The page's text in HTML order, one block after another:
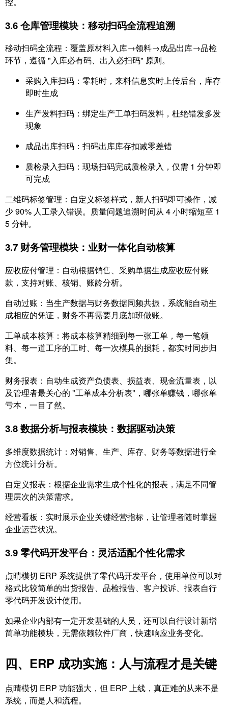
3.6 仓库管理模块：移动扫码全流程追溯
移动扫码全流程：覆盖原材料入库→领料→成品出库→品检
环节，遵循 "入库必有码、出入必扫码" 原则。
采购入库扫码：零耗时，来料信息实时上传后台，库存
即时生成
生产发料扫码：绑定生产工单扫码发料，杜绝错发多发
现象
成品出库扫码：扫码出库库存扣减零差错
质检录入扫码：现场扫码完成质检录入，仅需 1 分钟即
可完成
二维码标签管理：自定义标签样式，新人扫码即可操作，减
少 90% 人工录入错误。质量问题追溯时间从 4 小时缩短至 1
5 分钟。
3.7 财务管理模块：业财一体化自动核算
应收应付管理：自动根据销售、采购单据生成应收应付账
款，支持对账、核销、账龄分析。
自动过账：当生产数据与财务数据同频共振，系统能自动生
成相应的凭证，财务不再需要月底加班做账。
工单成本核算：将成本核算精细到每一张工单，每一笔领
料、每一道工序的工时、每一次模具的损耗，都实时同步归
集。
财务报表：自动生成资产负债表、损益表、现金流量表，以
及管理者最关心的 "工单成本分析表"，哪张单赚钱，哪张单
亏本，一目了然。
3.8 数据分析与报表模块：数据驱动决策
多维度数据统计：对销售、生产、库存、财务等数据进行全
方位统计分析。
自定义报表：根据企业需求生成个性化的报表，满足不同管
理层次的决策需求。
经营看板：实时展示企业关键经营指标，让管理者随时掌握
企业运营状况。
3.9 零代码开发平台：灵活适配个性化需求
点晴模切 ERP 系统提供了零代码开发平台，使用单位可以对
格式比较简单的出货报告、品检报告、客户投诉、报表自行
零代码开发设计使用。
如果企业内部有一定开发基础的人员，还可以自行设计新增
简单功能模块，无需依赖软件厂商，快速响应业务变化。
四、ERP 成功实施：人与流程才是关键
点晴模切 ERP 功能强大，但 ERP 上线，真正难的从来不是
系统，而是人和流程。